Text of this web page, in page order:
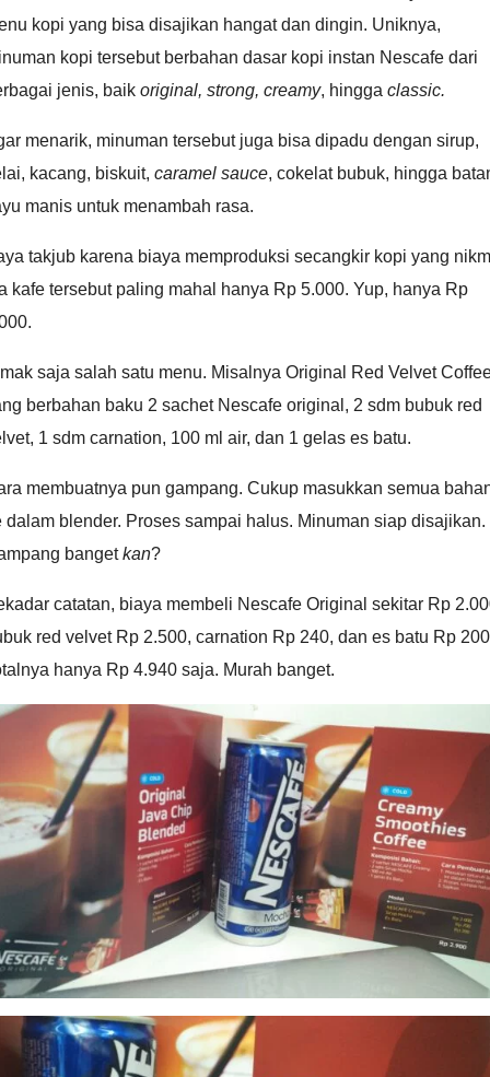
kopi yang bisa disajikan hangat dan dingin. Uniknya,
kopi tersebut berbahan dasar kopi instan Nescafe dari
jenis, baik original, strong, creamy, hingga classic.
menarik, minuman tersebut juga bisa dipadu dengan sirup,
kacang, biskuit, caramel sauce, cokelat bubuk, hingga
manis untuk menambah rasa.
takjub karena biaya memproduksi secangkir kopi yang
kafe tersebut paling mahal hanya Rp 5.000. Yup, hanya Rp
saja salah satu menu. Misalnya Original Red Velvet
berbahan baku 2 sachet Nescafe original, 2 sdm bubuk red
1 sdm carnation, 100 ml air, dan 1 gelas es batu.
membuatnya pun gampang. Cukup masukkan semua
dalam blender. Proses sampai halus. Minuman siap disajikan.
bangetkan?
catatan, biaya membeli Nescafe Original sekitar Rp
red velvet Rp 2.500, carnation Rp 240, dan es batu Rp
hanya Rp 4.940 saja. Murah banget.